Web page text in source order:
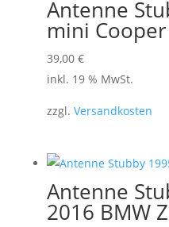
Antenne
mini
39,00 €
inkl. 19 % MwSt.
zzgl. Versandkosten
Antenne
2016 BMW